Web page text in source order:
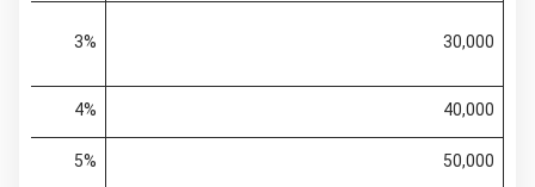
30,000
3%
40,000
4%
50,000
5%